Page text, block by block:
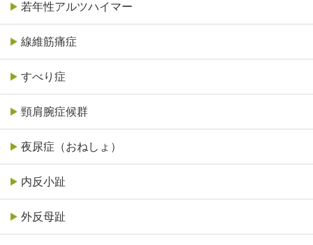
若年性アルツハイマー
線維筋痛症
すべり症
頸肩腕症候群
夜尿症（おねしょ）
内反小趾
外反母趾